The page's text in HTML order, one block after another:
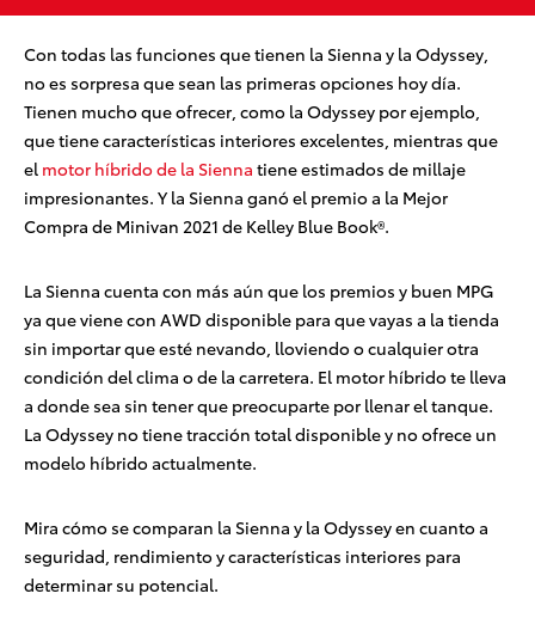
Con todas las funciones que tienen la Sienna y la Odyssey,
no es sorpresa que sean las primeras opciones hoy día.
Tienen mucho que ofrecer, como la Odyssey por ejemplo,
que tiene características interiores excelentes, mientras que
el motor híbrido de la Sienna tiene estimados de millaje
impresionantes. Y la Sienna ganó el premio a la Mejor
Compra de Minivan 2021 de Kelley Blue Book®.
La Sienna cuenta con más aún que los premios y buen MPG
ya que viene con AWD disponible para que vayas a la tienda
sin importar que esté nevando, lloviendo o cualquier otra
condición del clima o de la carretera. El motor híbrido te lleva
a donde sea sin tener que preocuparte por llenar el tanque.
La Odyssey no tiene tracción total disponible y no ofrece un
modelo híbrido actualmente.
Mira cómo se comparan la Sienna y la Odyssey en cuanto a
seguridad, rendimiento y características interiores para
determinar su potencial.